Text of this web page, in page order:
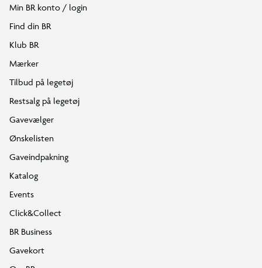
Min BR konto / login
Find din BR
Klub BR
Mærker
Tilbud på legetøj
Restsalg på legetøj
Gavevælger
Ønskelisten
Gaveindpakning
Katalog
Events
Click&Collect
BR Business
Gavekort